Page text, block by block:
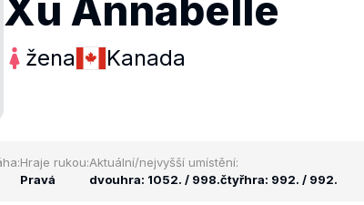
Xu Annabelle
žena Kanada
Hraje rukou:
Pravá
Aktuální/nejvyšší umístění:
dvouhra: 1052. / 998.čtyřhra: 992. / 992.